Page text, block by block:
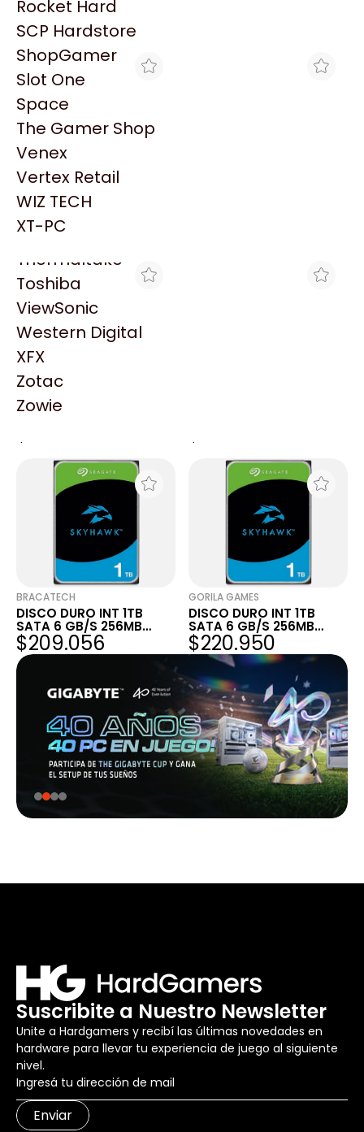
Philips
PowerColor
Razer
Redragon
Samsung
Sandisk
Sapphire
Seagate
Sentey
Solarmax
Thermaltake
Toshiba
ViewSonic
Western Digital
XFX
Zotac
Zowie
Rocket Hard
SCP Hardstore
ShopGamer
Slot One
Space
The Gamer Shop
Venex
Vertex Retail
WIZ TECH
XT-PC
Explorá más productos similares
MAX TECNO
DISCO DURO INT 8TB
SATA 6 GB/S 256MB
SKYHAWK
$760.458
THE GAMER SHOP
DISCO DURO INT 1TB
SATA 6 GB/S 256MB
BRACATECH
DISCO DURO INT 1TB
SATA 6 GB/S 256MB
SKYHAWK
$209.056
GORILA GAMES
DISCO DURO INT 1TB
SATA 6 GB/S 256MB
SKYHAWK
$220.950
Suscribite a Nuestro Newsletter
Unite a Hardgamers y recibí las últimas novedades en
hardware para llevar tu experiencia de juego al siguiente
nivel.
Enviar